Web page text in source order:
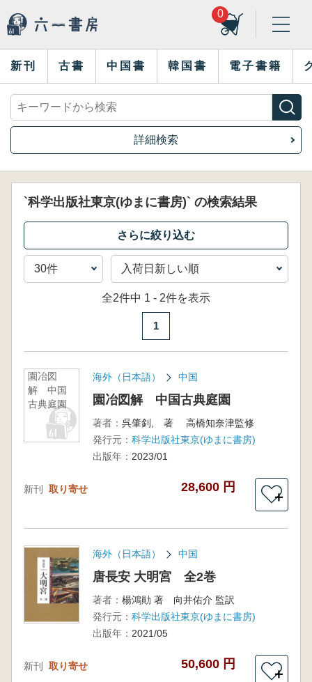
0
新刊 古書 中国書 韓国書 電子書籍
詳細検索
`科学出版社東京(ゆまに書房)` の検索結果
全2件中 1 - 2件を表示
1
園冶図
解 中国
古典庭園
海外（日本語） 中国
園冶図解 中国古典庭園
著者： 呉肇釗, 著 高橋知奈津監修
発行元： 科学出版社東京(ゆまに書房)
出版年： 2023/01
新刊 取り寄せ 28,600 円
＋
海外（日本語） 中国
唐長安 大明宮 全2巻
著者： 楊鴻勛 著 向井佑介 監訳
発行元： 科学出版社東京(ゆまに書房)
出版年： 2021/05
新刊 取り寄せ 50,600 円
＋